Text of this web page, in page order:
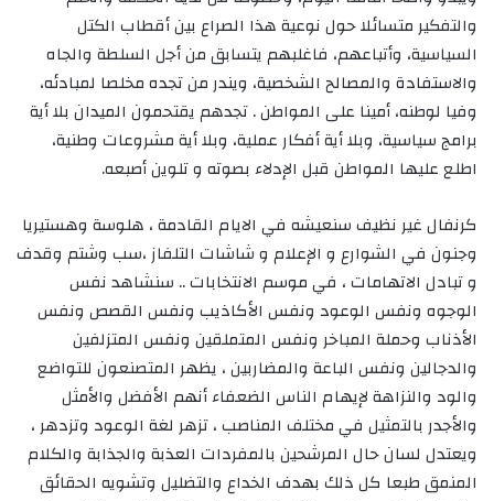
والتفكير متسائلا حول نوعية هذا الصراع بين أقطاب الكتل
السياسية، وأتباعهم، فاغلبهم يتسابق من أجل السلطة والجاه
والاستفادة والمصالح الشخصية، ويندر من تجده مخلصا لمبادئه،
وفيا لوطنه، أمينا على المواطن . تجدهم يقتحمون الميدان بلا أية
برامج سياسية، وبلا أية أفكار عملية، وبلا أية مشروعات وطنية،
اطلع عليها المواطن قبل الإدلاء بصوته و تلوين أصبعه.
كرنفال غير نظيف سنعيشه في الايام القادمة ، هلوسة وهستيريا
وجنون في الشوارع و الإعلام و شاشات التلفاز ،سب وشتم وقدف
و تبادل الاتهامات ، في موسم الانتخابات .. سنشاهد نفس
الوجوه ونفس الوعود ونفس الأكاذيب ونفس القصص ونفس
الأذناب وحملة المباخر ونفس المتملقين ونفس المتزلفين
والدجالين ونفس الباعة والمضاربين ، يظهر المتصنعون للتواضع
والود والنزاهة لإيهام الناس الضعفاء أنهم الأفضل والأمثل
والأجدر بالتمثيل في مختلف المناصب ، تزهر لغة الوعود وتزدهر ،
ويعتدل لسان حال المرشحين بالمفردات العذبة والجذابة والكلام
المنمق طبعا كل ذلك بهدف الخداع والتضليل وتشويه الحقائق